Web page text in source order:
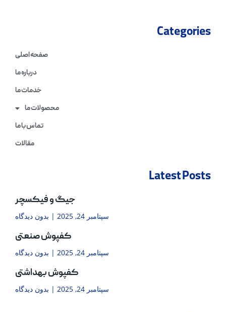
Categories
صفحه اصلی
درباره ما
خدمات ما
محصولات ما
تماس با ما
مقالات
Latest Posts
جیگ و فیکسچر
سپتامبر 24, 2025 بدون دیدگاه
کفپوش صنعتی
سپتامبر 24, 2025 بدون دیدگاه
کفپوش بهداشتی
سپتامبر 24, 2025 بدون دیدگاه